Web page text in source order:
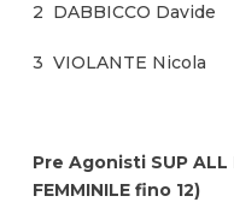
2 DABBICCO Davide
3 VIOLANTE Nicola
Pre Agonisti SUP
FEMMINILE fino 12)